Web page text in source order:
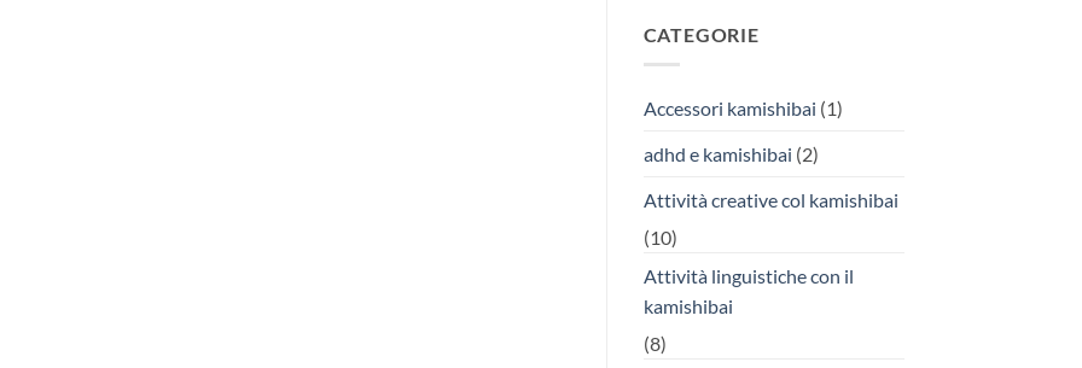
CATEGORIE
Accessori kamishibai (1)
adhd e kamishibai (2)
Attività creative col kamishibai
(10)
Attività linguistiche con il
kamishibai
(8)